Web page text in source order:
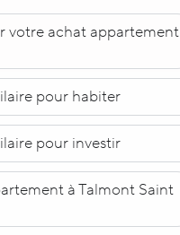
votre achat
pour habiter
pour investir
à Talmont Saint